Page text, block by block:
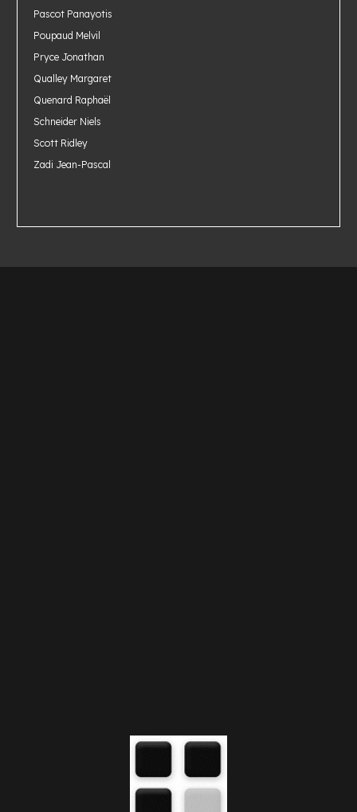
Pascot Panayotis
Poupaud Melvil
Pryce Jonathan
Qualley Margaret
Quenard Raphaël
Schneider Niels
Scott Ridley
Zadi Jean-Pascal